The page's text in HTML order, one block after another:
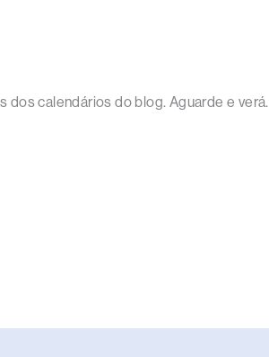
dos calendários do blog. Aguarde e verá.